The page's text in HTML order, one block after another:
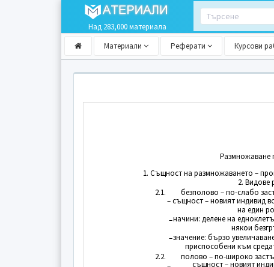
Над 283,000 материала
Материали Реферати Курсови
Размножаване
1. Същност на размножаването –
2. Видове
2.1.
безполово – по-слабо
– същност – новият индивид
на един
–начини: делене на
някои
–значение: бързо
приспособени към
2.2.
полово – по-широко
същност – новият